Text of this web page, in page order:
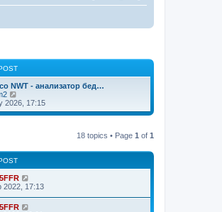
NWT - анализатор бед…
i
e
l
a
t
e
s
t
p
2026, 17:15
18 topics • Page 1 of 1
2022, 17:13